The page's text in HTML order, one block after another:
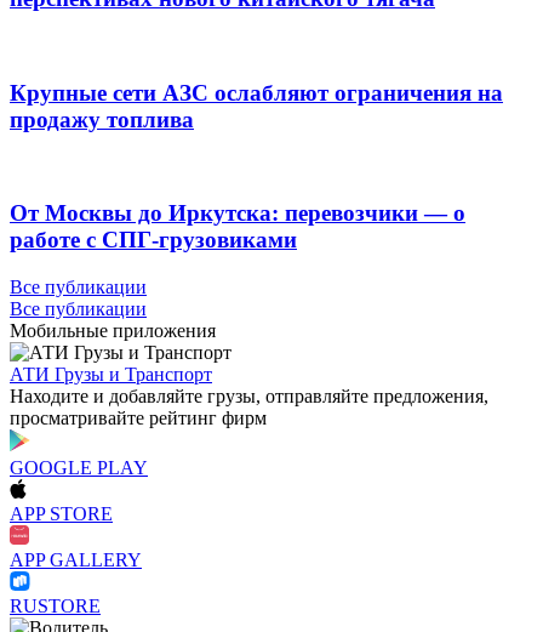
Крупные сети АЗС ослабляют ограничения на
продажу топлива
От Москвы до Иркутска: перевозчики — о
работе с СПГ-грузовиками
Все публикации
Все публикации
Мобильные приложения
АТИ Грузы и Транспорт
Находите и добавляйте грузы, отправляйте предложения,
просматривайте рейтинг фирм
GOOGLE PLAY
APP STORE
APP GALLERY
RUSTORE